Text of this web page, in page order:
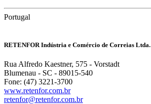
Portugal
RETENFOR Indústria e Comércio de Correias Ltda.
Rua Alfredo Kaestner, 575 - Vorstadt
Blumenau - SC - 89015-540
Fone: (47) 3221-3700
www.retenfor.com.br
retenfor@retenfor.com.br